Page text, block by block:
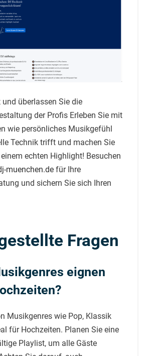
überlassen Sie die
der Profis Erleben Sie mit
wie persönliches Musikgefühl
Technik trifft und machen Sie
echten Highlight! Besuchen
muenchen.de für Ihre
und sichern Sie sich Ihren
Fragen
eignen
Musikgenres wie Pop, Klassik
für Hochzeiten. Planen Sie eine
Playlist, um alle Gäste